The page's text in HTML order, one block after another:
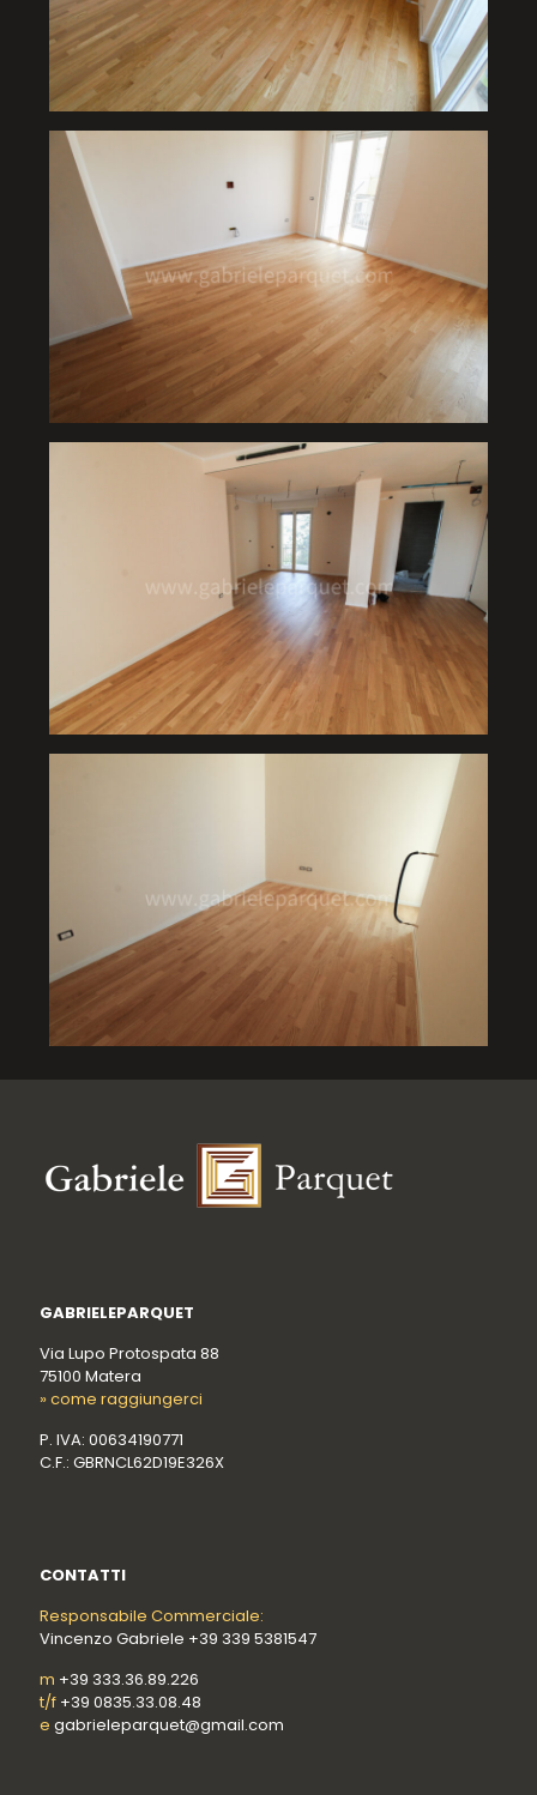
GABRIELEPARQUET
Via Lupo Protospata 88
75100 Matera
» come raggiungerci
P. IVA: 00634190771
C.F.: GBRNCL62D19E326X
CONTATTI
Responsabile Commerciale:
Vincenzo Gabriele +39 339 5381547
m +39 333.36.89.226
t/f +39 0835.33.08.48
e gabrieleparquet@gmail.com